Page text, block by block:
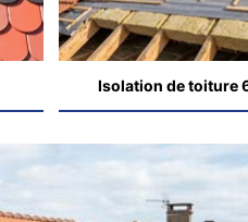
Isolation de toiture